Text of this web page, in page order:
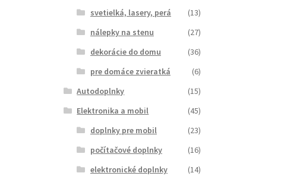
svetielká, lasery, perá
(13)
nálepky na stenu
(27)
dekorácie do domu
(36)
pre domáce zvieratká
(6)
Autodoplnky
(15)
Elektronika a mobil
(45)
doplnky pre mobil
(23)
počítačové doplnky
(16)
elektronické doplnky
(14)